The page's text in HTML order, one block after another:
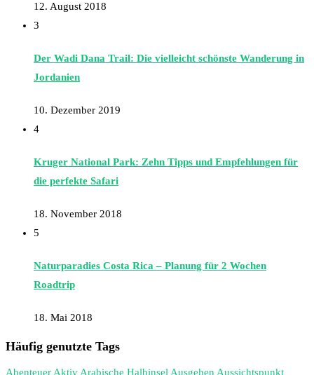
12. August 2018
3
Der Wadi Dana Trail: Die vielleicht schönste Wanderung in
Jordanien
10. Dezember 2019
4
Kruger National Park: Zehn Tipps und Empfehlungen für
die perfekte Safari
18. November 2018
5
Naturparadies Costa Rica – Planung für 2 Wochen
Roadtrip
18. Mai 2018
Häufig genutzte Tags
Abenteuer Aktiv Arabische Halbinsel Ausgehen Aussichtspunkt